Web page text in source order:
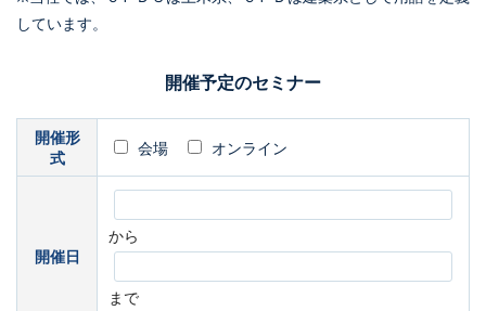
しています。
開催予定のセミナー
開催形
式
会場 オンライン
開催日
から
まで